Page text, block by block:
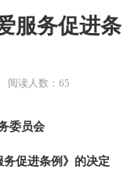
服务促进条
阅读人数：65
委员会
促进条例》的决定